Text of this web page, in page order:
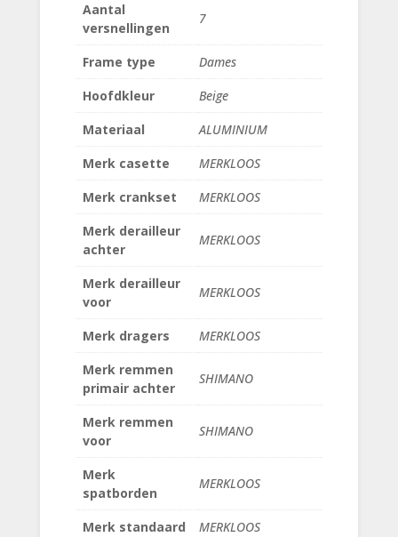
Aantal
versnellingen
7
Frame type
Dames
Hoofdkleur
Beige
Materiaal
ALUMINIUM
Merk casette
MERKLOOS
Merk crankset
MERKLOOS
Merk derailleur
achter
MERKLOOS
Merk derailleur
voor
MERKLOOS
Merk dragers
MERKLOOS
Merk remmen
primair achter
SHIMANO
Merk remmen
voor
SHIMANO
Merk
spatborden
MERKLOOS
Merk standaard
MERKLOOS